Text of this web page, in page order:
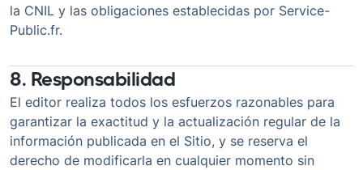
la CNIL y las obligaciones establecidas por Service-
Public.fr.
8. Responsabilidad
El editor realiza todos los esfuerzos razonables para
garantizar la exactitud y la actualización regular de la
información publicada en el Sitio, y se reserva el
derecho de modificarla en cualquier momento sin